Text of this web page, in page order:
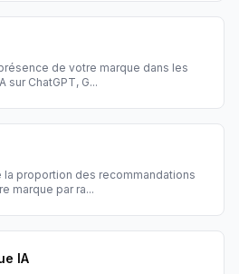
de votre marque dans les
sur ChatGPT, G...
la proportion des recommandations
marque par ra...
IA